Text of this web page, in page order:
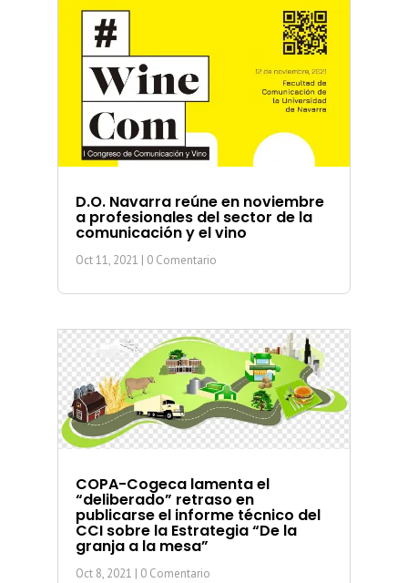
D.O. Navarra reúne en noviembre
a profesionales del sector de la
comunicación y el vino
Oct 11, 2021 | 0 Comentario
COPA-Cogeca lamenta el
“deliberado” retraso en
publicarse el informe técnico del
CCI sobre la Estrategia “De la
granja a la mesa”
Oct 8, 2021 | 0 Comentario